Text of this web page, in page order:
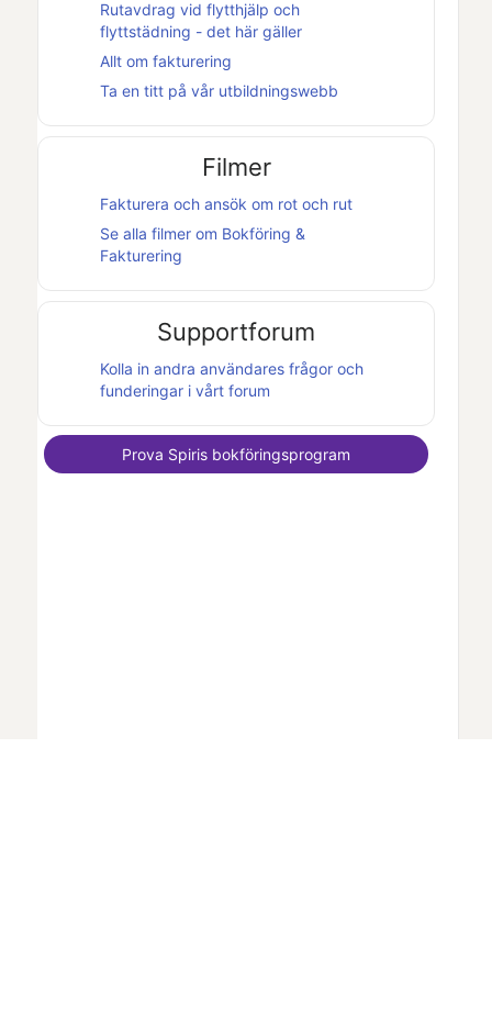
Rutavdrag vid flytthjälp och
flyttstädning - det här gäller
Allt om fakturering
Ta en titt på vår utbildningswebb
Filmer
Fakturera och ansök om rot och rut
Se alla filmer om Bokföring &
Fakturering
Supportforum
Kolla in andra användares frågor och
funderingar i vårt forum
Prova Spiris bokföringsprogram